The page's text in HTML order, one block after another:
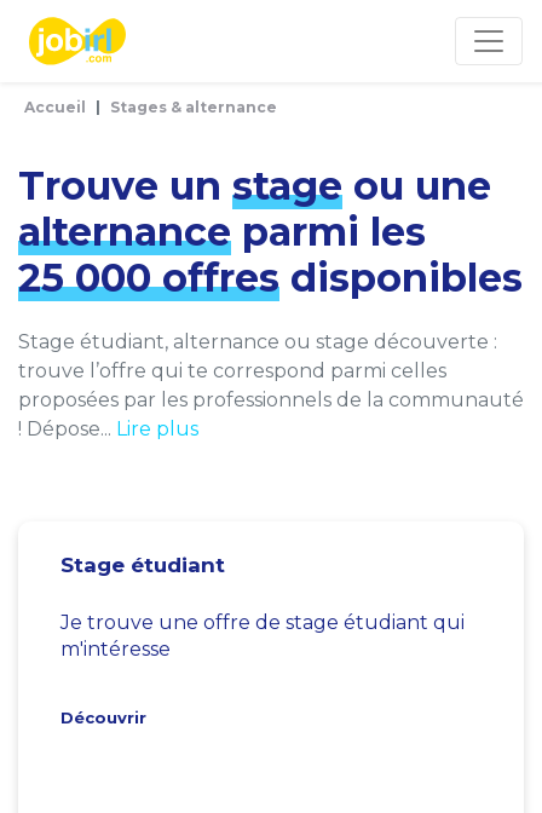
Accueil Stages & alternance
Trouve un stage ou une
alternance parmi les
25 000 offres disponibles
Stage étudiant, alternance ou stage découverte :
trouve l’offre qui te correspond parmi celles
proposées par les professionnels de la communauté
! Dépose... Lire plus
Stage étudiant
Je trouve une offre de stage étudiant qui
m'intéresse
Découvrir
Panneau de gestion des cookies